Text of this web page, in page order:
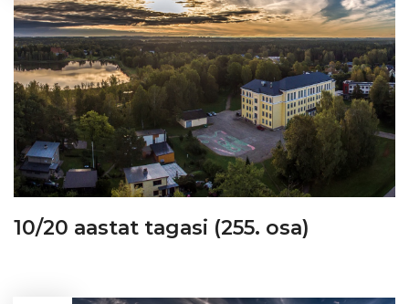
10/20 aastat tagasi (255. osa)